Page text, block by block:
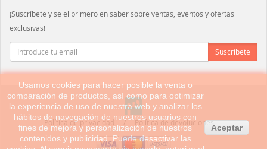
¡Suscríbete y se el primero en saber sobre ventas, eventos y ofertas
exclusivas!
Política de privacidad Política de devoluciones
Usamos cookies para hacer posible la venta o
comparación de productos, así como para optimizar
la experiencia de uso de nuestra web y analizar los
hábitos de navegación de nuestros usuarios con
fines de mejora y personalización de nuestros
contenidos y publicidad. Puede desactivar las
Aceptar